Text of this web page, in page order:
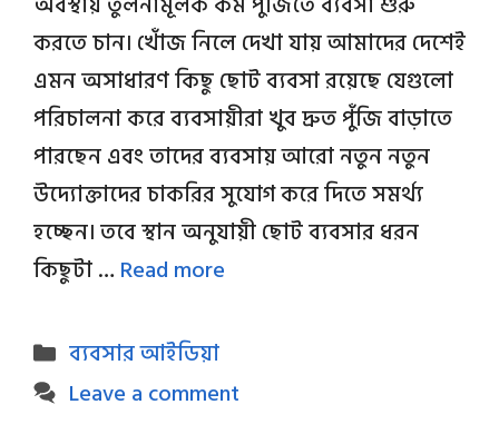
করতে চান। খোঁজ নিলে দেখা যায় আমাদের দেশেই
এমন অসাধারণ কিছু ছোট ব্যবসা রয়েছে যেগুলো
পরিচালনা করে ব্যবসায়ীরা খুব দ্রুত পুঁজি বাড়াতে
পারছেন এবং তাদের ব্যবসায় আরো নতুন নতুন
উদ্যোক্তাদের চাকরির সুযোগ করে দিতে সমর্থ্য
হচ্ছেন। তবে স্থান অনুযায়ী ছোট ব্যবসার ধরন
কিছুটা …Read more
Categories
ব্যবসার আইডিয়া
Leave a comment